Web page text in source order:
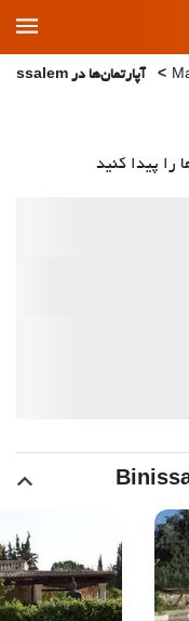
Main
Menu
آپارتمان‌ها در Binissalem
را پیدا کنید